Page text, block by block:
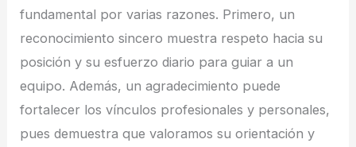
fundamental por varias razones. Primero, un
reconocimiento sincero muestra respeto hacia su
posición y su esfuerzo diario para guiar a un
equipo. Además, un agradecimiento puede
fortalecer los vínculos profesionales y personales,
pues demuestra que valoramos su orientación y